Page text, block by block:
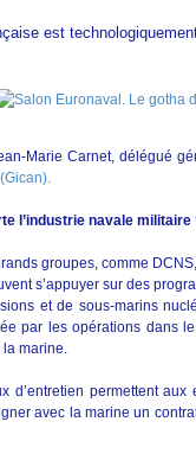
est
Marie Carnet, délégué
l’industrie navale militaire
groupes, comme
s’appuyer sur des
et de sous-marins
par les opérations dans
la marine.
d’entretien permettent
avec la marine un